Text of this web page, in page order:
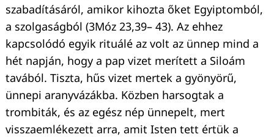
szabadításáról, amikor kihozta őket Egyiptomból,
a szolgaságból (3Móz 23,39– 43). Az ehhez
kapcsolódó egyik rituálé az volt az ünnep mind a
hét napján, hogy a pap vizet merített a Siloám
tavából. Tiszta, hűs vizet mertek a gyönyörű,
ünnepi aranyvázákba. Közben harsogtak a
trombiták, és az egész nép ünnepelt, mert
visszaemlékezett arra, amit Isten tett értük a